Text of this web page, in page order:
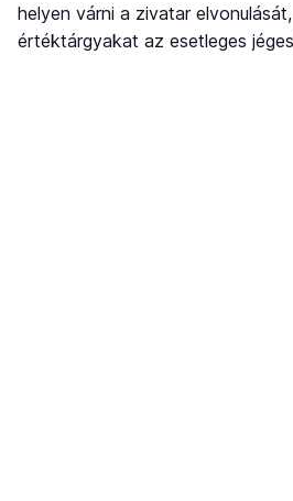
helyen várni a zivatar
értéktárgyakat az esetleges